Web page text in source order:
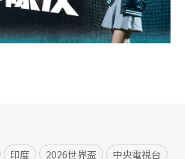
印度 2026世界盃 中央電視台